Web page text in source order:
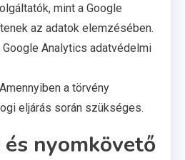
mint a Google
az adatok elemzésében.
Google Analytics adatvédelmi
Amennyiben a törvény
eljárás során szükséges.
nyomkövető